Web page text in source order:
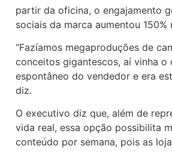
partir da oficina, o engajamento
sociais da marca aumentou 150%
“Fazíamos megaproduções de
conceitos gigantescos, aí vinha o
espontâneo do vendedor e era
diz.
O executivo diz que, além de
vida real, essa opção possibilita
conteúdo por semana, pois as